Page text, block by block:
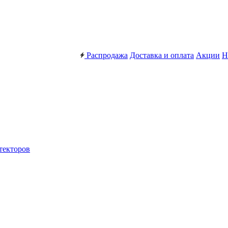
Распродажа Доставка и оплата Акции